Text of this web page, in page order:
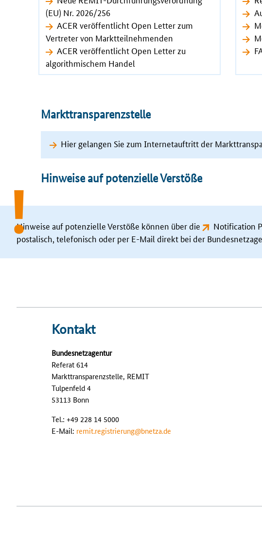
(EU) Nr. 2026/256
ACER veröffentlicht Open Letter zum
Vertreter von Marktteilnehmenden
ACER veröffentlicht Open Letter zu
algorithmischem Handel
Markttransparenzstelle
Hier gelangen Sie zum Internetauftritt der
Hinweise auf potenzielle Verstöße
Hinweise auf potenzielle Verstöße können über die Notification
postalisch, telefonisch oder per E-Mail direkt bei der
Kontakt
Bundesnetzagentur
Referat 614
Markttransparenzstelle, REMIT
Tulpenfeld 4
53113 Bonn
Tel.: +49 228 14 5000
E-Mail: remit.registrierung@bnetza.de